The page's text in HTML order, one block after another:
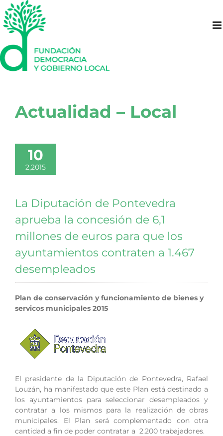
Saltar
al
contenido
Actualidad – Local
10
2,2015
La Diputación de Pontevedra
aprueba la concesión de 6,1
millones de euros para que los
ayuntamientos contraten a 1.467
desempleados
Plan de conservación y funcionamiento de bienes y
servicos municipales 2015
El presidente de la Diputación de Pontevedra, Rafael
Louzán, ha manifestado que este Plan está destinado a
los ayuntamientos para seleccionar desempleados y
contratar a los mismos para la realización de obras
municipales. El Plan será complementado con otra
cantidad a fin de poder contratar a 2.200 trabajadores.